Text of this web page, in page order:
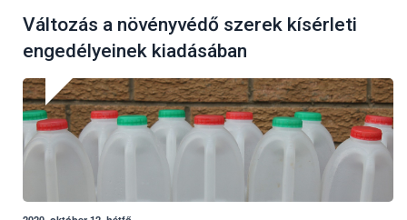
Változás a növényvédő szerek kísérleti
engedélyeinek kiadásában